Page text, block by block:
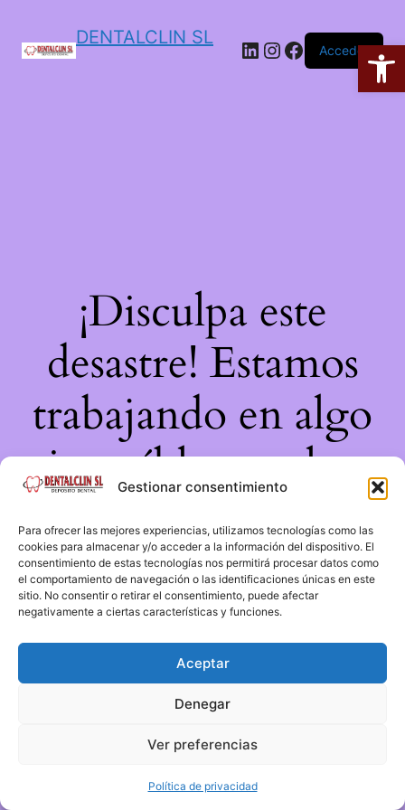
Gestionar consentimiento
Para ofrecer las mejores experiencias, utilizamos tecnologías como las
cookies para almacenar y/o acceder a la información del dispositivo. El
consentimiento de estas tecnologías nos permitirá procesar datos como
el comportamiento de navegación o las identificaciones únicas en este
sitio. No consentir o retirar el consentimiento, puede afectar
negativamente a ciertas características y funciones.
Aceptar
Denegar
Ver preferencias
Política de privacidad
DENTALCLIN SL
Acceder
¡Disculpa este
desastre! Estamos
trabajando en algo
increíble, ¡vuelve
pronto!